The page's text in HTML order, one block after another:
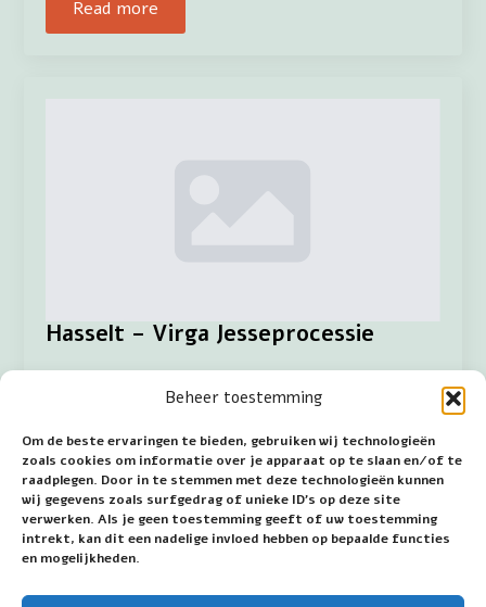
Beheer toestemming
Om de beste ervaringen te bieden, gebruiken wij technologieën
zoals cookies om informatie over je apparaat op te slaan en/of te
raadplegen. Door in te stemmen met deze technologieën kunnen
wij gegevens zoals surfgedrag of unieke ID's op deze site
verwerken. Als je geen toestemming geeft of uw toestemming
intrekt, kan dit een nadelige invloed hebben op bepaalde functies
en mogelijkheden.
Read more
Hasselt – Virga Jesseprocessie
activiteiten worden om de zeven jaar
georganiseerd. Bijzonder is dat elke zeven jaar de
ommegang volledig wordt vernieuwd. De stoet
wordt geopend…
Read more